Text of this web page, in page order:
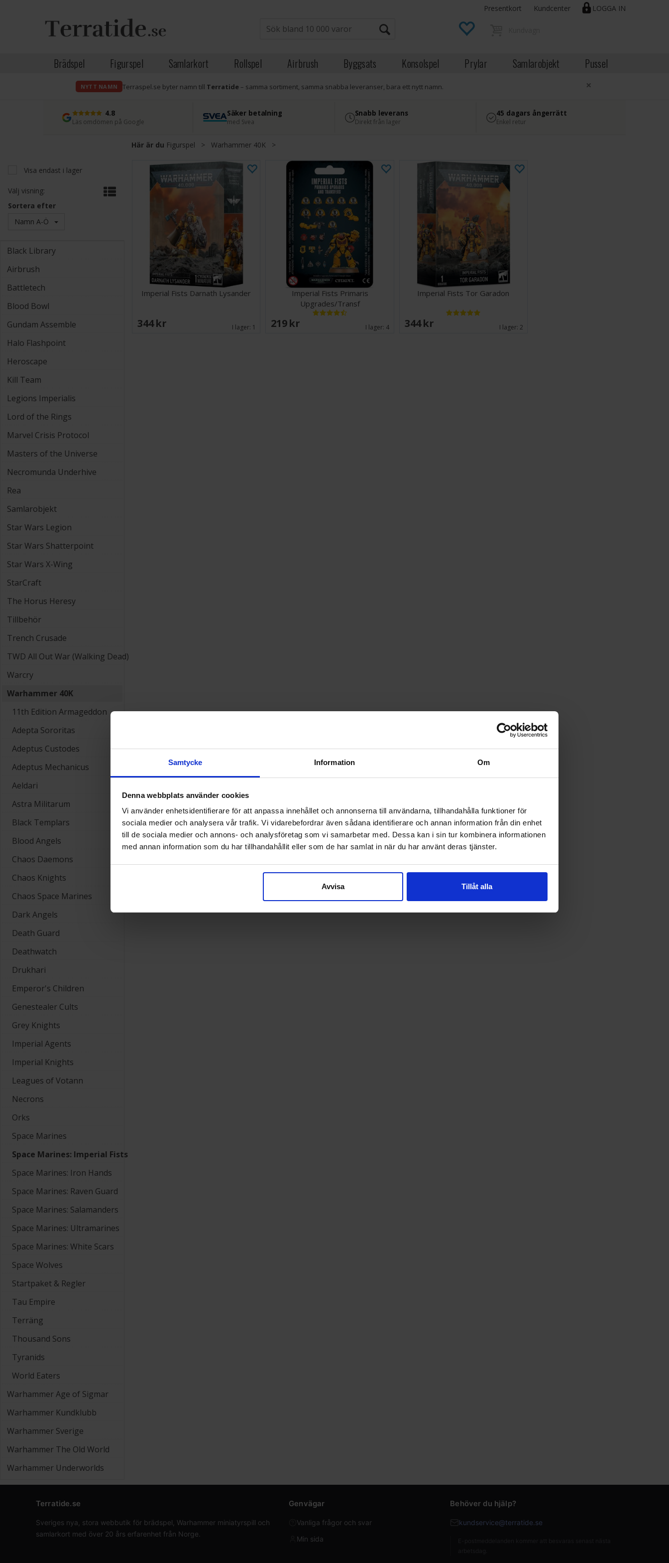
Samtycke Information Om
Denna webbplats använder cookies
Vi använder enhetsidentifierare för att anpassa innehållet och annonserna till användarna, tillhandahålla funktioner för
sociala medier och analysera vår trafik. Vi vidarebefordrar även sådana identifierare och annan information från din enhet
till de sociala medier och annons- och analysföretag som vi samarbetar med. Dessa kan i sin tur kombinera informationen
med annan information som du har tillhandahållit eller som de har samlat in när du har använt deras tjänster.
Avvisa Tillåt alla
LOGGA IN
Presentkort Kundcenter
Brädspel Figurspel Samlarkort Rollspel Airbrush Byggsats Konsolspel Prylar Samlarobjekt Pussel
NYTT NAMN Terraspel.se byter namn till Terratide– samma sortiment, samma snabba leveranser, bara ett nytt namn. ×
4.8
Läs omdömen på Google
Säker betalning
med Svea
Snabb leverans
Direkt från lager
45 dagars ångerrätt
Enkel retur
Här är du Figurspel > Warhammer 40K >
Visa endast i lager
Välj visning:
Sortera efter
Namn A-Ö
Black Library
Airbrush
Battletech
Blood Bowl
Gundam Assemble
Halo Flashpoint
Heroscape
Kill Team
Legions Imperialis
Lord of the Rings
Marvel Crisis Protocol
Masters of the Universe
Necromunda Underhive
Rea
Samlarobjekt
Star Wars Legion
Star Wars Shatterpoint
Star Wars X-Wing
StarCraft
The Horus Heresy
Tillbehör
Trench Crusade
TWD All Out War (Walking Dead)
Warcry
Warhammer 40K
11th Edition Armageddon
Adepta Sororitas
Adeptus Custodes
Adeptus Mechanicus
Aeldari
Astra Militarum
Black Templars
Blood Angels
Chaos Daemons
Chaos Knights
Chaos Space Marines
Dark Angels
Death Guard
Deathwatch
Drukhari
Emperor's Children
Genestealer Cults
Grey Knights
Imperial Agents
Imperial Knights
Leagues of Votann
Necrons
Orks
Space Marines
Space Marines: Imperial Fists
Space Marines: Iron Hands
Space Marines: Raven Guard
Space Marines: Salamanders
Space Marines: Ultramarines
Space Marines: White Scars
Space Wolves
Startpaket & Regler
Tau Empire
Terräng
Thousand Sons
Tyranids
World Eaters
Warhammer Age of Sigmar
Warhammer Kundklubb
Warhammer Sverige
Warhammer The Old World
Warhammer Underworlds
Imperial Fists Darnath Lysander
344 SEK I lager: 1
Imperial Fists Primaris
Upgrades/Transf
219 SEK I lager: 4
Imperial Fists Tor Garadon
344 SEK I lager: 2
Terratide.se
Sveriges nya, stora webbutik för brädspel, Warhammer miniatyrspill och
samlarkort med över 20 års erfarenhet från Norge.
Genvägar
Vanliga frågor och svar
Min sida
Behöver du hjälp?
kundservice@terratide.se